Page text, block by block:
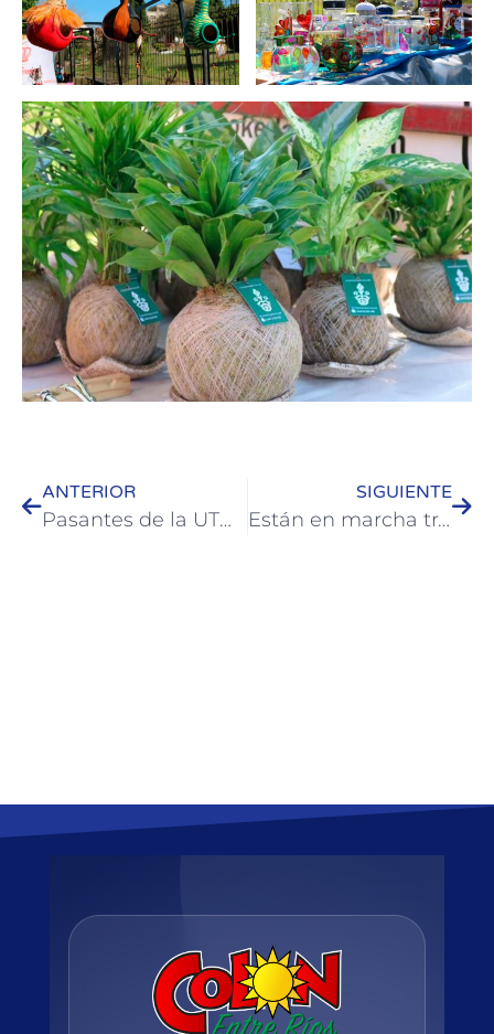
ANTERIOR
Pasantes de la UTN desarrollan proyectos de obras en la Municipalidad de Colón
SIGUIENTE
Están en marcha trabajos de restauración en la zona del bajo Parque Quirós